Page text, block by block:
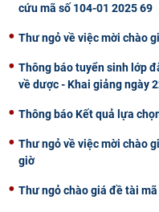
cứu mã số 104-01 2025 69
Thư ngỏ về việc mời chào
Thông báo tuyển sinh lớp
về dược - Khai giảng ngày
Thông báo Kết quả lựa
Thư ngỏ về việc mời chào
giờ
Thư ngỏ chào giá đề tài